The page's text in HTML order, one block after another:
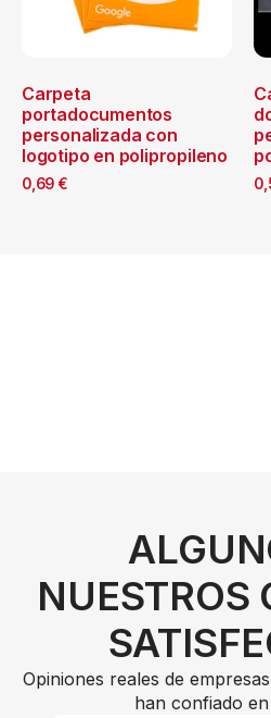
Carpeta
portadocumentos
personalizada con
logotipo en polipropileno
0,69 €
NUESTROS
Opiniones reales de
han confiado